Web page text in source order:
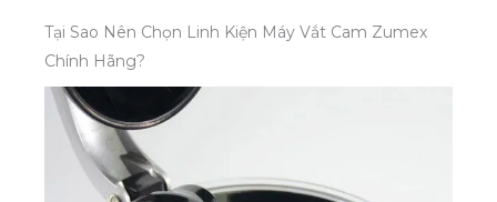
Tại Sao Nên Chọn Linh Kiện Máy Vắt Cam Zumex
Chính Hãng?